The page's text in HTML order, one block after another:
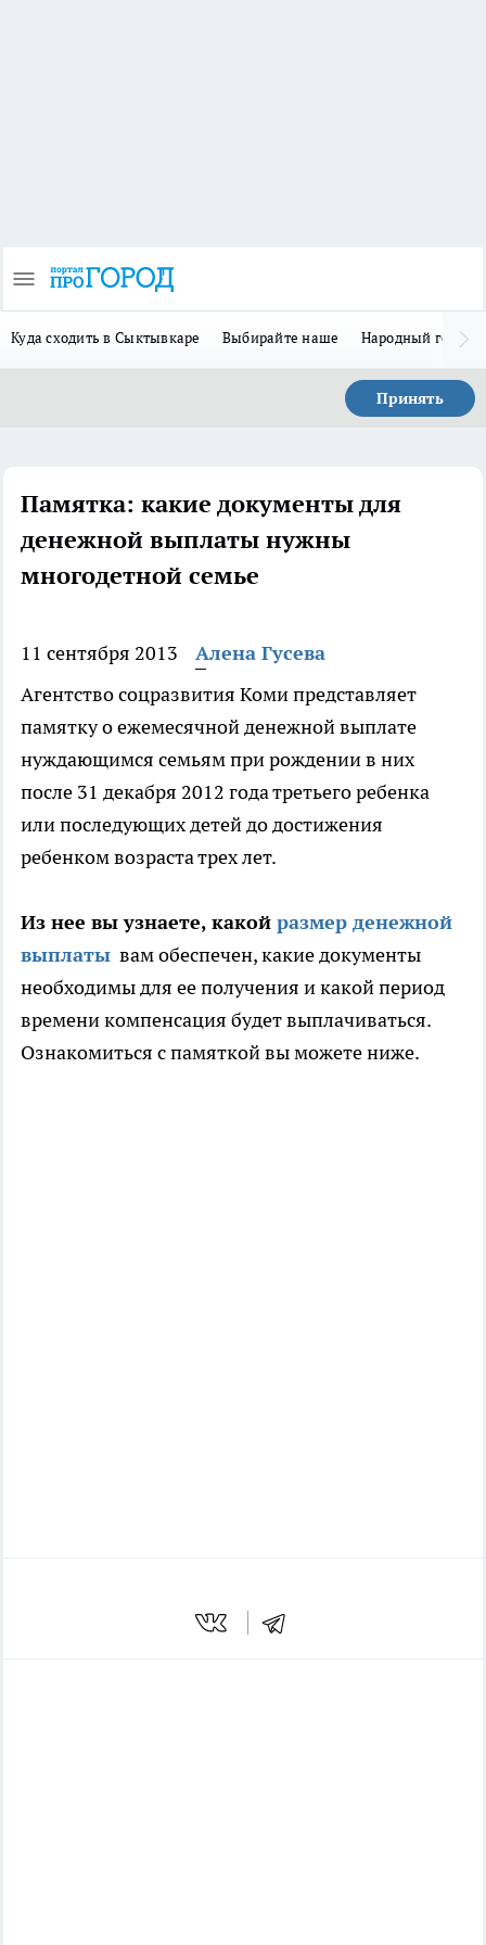
Куда сходить в Сыктывкаре Выбирайте наше Народный герой
Принять
Памятка: какие документы для
денежной выплаты нужны
многодетной семье
11 сентября 2013
Алена Гусева
Агентство соцразвития Коми представляет
памятку о ежемесячной денежной выплате
нуждающимся семьям при рождении в них
после 31 декабря 2012 года третьего ребенка
или последующих детей до достижения
ребенком возраста трех лет.
Из нее вы узнаете, какой размер денежной
выплаты вам обеспечен, какие документы
необходимы для ее получения и какой период
времени компенсация будет выплачиваться.
Ознакомиться с памяткой вы можете ниже.